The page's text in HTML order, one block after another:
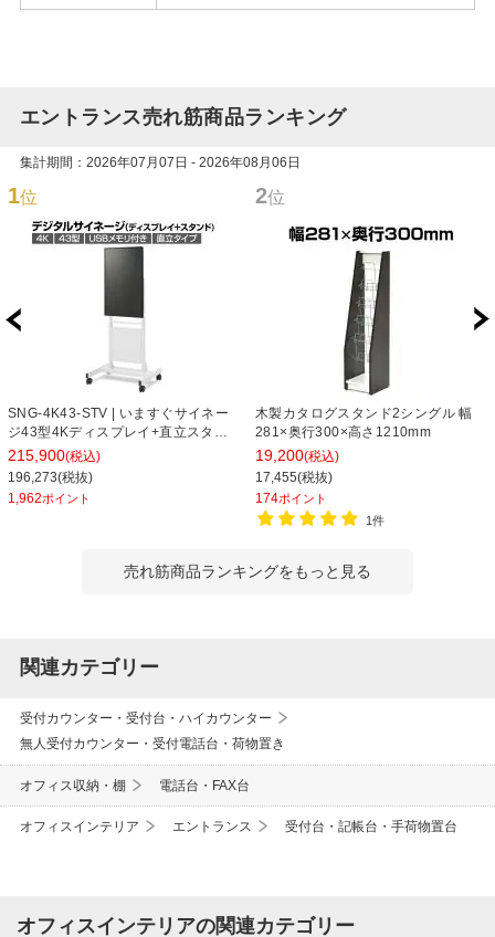
エントランス売れ筋商品ランキング
集計期間：2026年07月07日 - 2026年08月06日
1位
SNG-4K43-STV | いますぐサイネー
ジ43型4Kディスプレイ+直立スタン
ドセット 電子案内板 デジタルサイネ
ージ 垂直型 メディアを挿すだけの簡
単再生 プラス(PLUS)
215,900(税込)
196,273(税抜)
1,962ポイント
2位
木製カタログスタンド2シングル 幅
281×奥行300×高さ1210mm
19,200(税込)
17,455(税抜)
174ポイント
1件
売れ筋商品ランキングをもっと見る
関連カテゴリー
受付カウンター・受付台・ハイカウンター
無人受付カウンター・受付電話台・荷物置き
オフィス収納・棚 電話台・FAX台
オフィスインテリア エントランス 受付台・記帳台・手荷物置台
オフィスインテリアの関連カテゴリー